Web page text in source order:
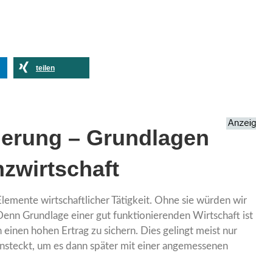
teilen
– Grundlagen
wirtschaftlicher Tätigkeit. Ohne sie würden wir
Grundlage einer gut funktionierenden Wirtschaft ist
hohen Ertrag zu sichern. Dies gelingt meist nur
um es dann später mit einer angemessenen